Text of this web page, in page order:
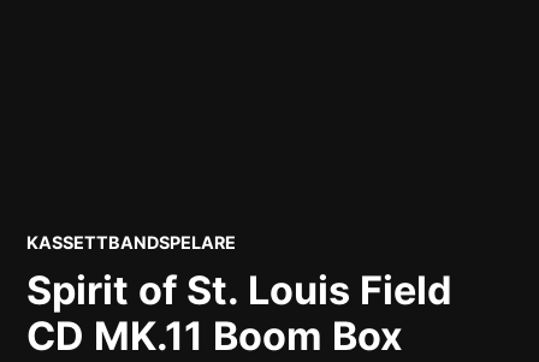
POSTED
KASSETTBANDSPELARE
Spirit of St. Louis Field
CD MK.11 Boom Box